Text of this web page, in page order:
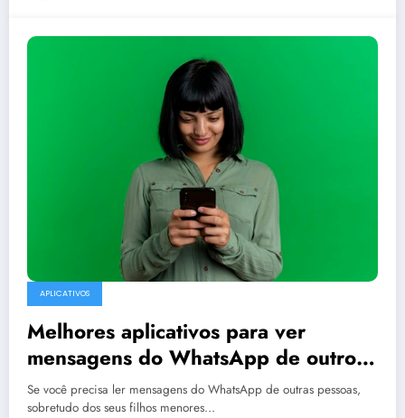
APLICATIVOS
Melhores aplicativos para ver
mensagens do WhatsApp de outro
celular
Se você precisa ler mensagens do WhatsApp de outras pessoas,
sobretudo dos seus filhos menores…